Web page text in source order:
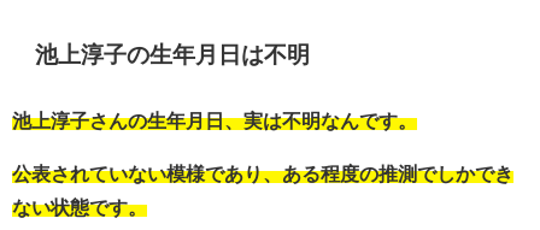
池上淳子の生年月日は不明
池上淳子さんの生年月日、実は不明なんです。
公表されていない模様であり、ある程度の推測でしかでき
ない状態です。